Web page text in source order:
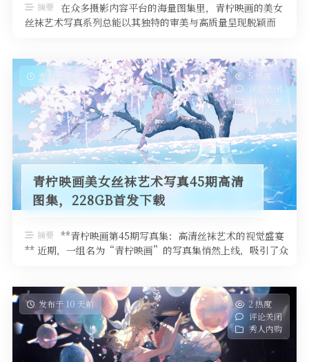
摘要 在众多摄影内容平台的海量图集里，青柠映画的美女
丝袜艺术写真系列总能以其独特的审美与高质量呈现脱颖而
发布于 5 天前
5 热度
评论关闭
抖音反差
青柠映画美女丝袜艺术写真45期高清
图集，228GB首发下载
摘要 **青柠映画第45期写真集：高清丝袜艺术的视觉盛宴
** 近期，一组名为“青柠映画”的写真集悄然上线，吸引了众
发布于 10 天前
2 热度
评论关闭
秀人内购